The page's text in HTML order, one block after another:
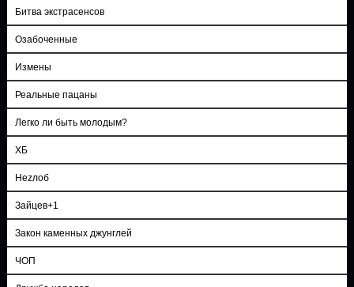
Битва экстрасенсов
Озабоченные
Измены
Реальные пацаны
Легко ли быть молодым?
ХБ
Неzлоб
Зайцев+1
Закон каменных джунглей
ЧОП